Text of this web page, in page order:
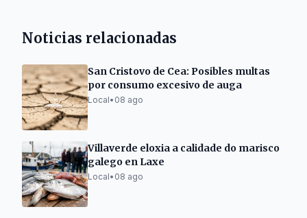
Noticias relacionadas
San Cristovo de Cea: Posibles multas
por consumo excesivo de auga
Local• 08 ago
Villaverde eloxia a calidade do marisco
galego en Laxe
Local• 08 ago